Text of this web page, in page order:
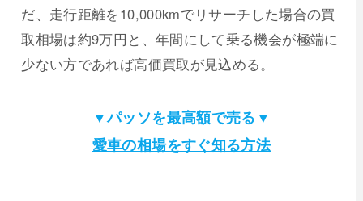
だ、走行距離を10,000kmでリサーチした場合の買
取相場は約9万円と、年間にして乗る機会が極端に
少ない方であれば高価買取が見込める。
▼パッソを最高額で売る▼
愛車の相場をすぐ知る方法